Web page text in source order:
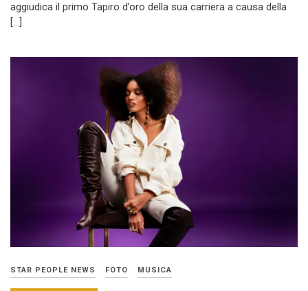
aggiudica il primo Tapiro d’oro della sua carriera a causa della
[…]
STAR PEOPLE NEWS FOTO MUSICA